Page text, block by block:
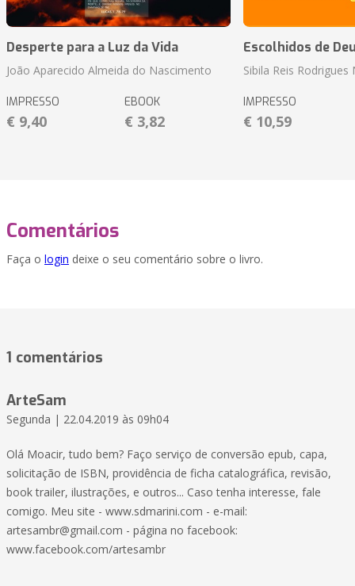
Desperte para a Luz da Vida
João Aparecido Almeida do Nascimento
IMPRESSO
€ 9,40
EBOOK
€ 3,82
Escolhidos de
Sibila Reis
IMPRESSO
€ 10,59
Comentários
Faça o login deixe o seu comentário sobre o livro.
1 comentários
ArteSam
Segunda | 22.04.2019 às 09h04
Olá Moacir, tudo bem? Faço serviço de conversão epub, capa,
solicitação de ISBN, providência de ficha catalográfica, revisão,
book trailer, ilustrações, e outros... Caso tenha interesse, fale
comigo. Meu site - www.sdmarini.com - e-mail:
artesambr@gmail.com - página no facebook:
www.facebook.com/artesambr